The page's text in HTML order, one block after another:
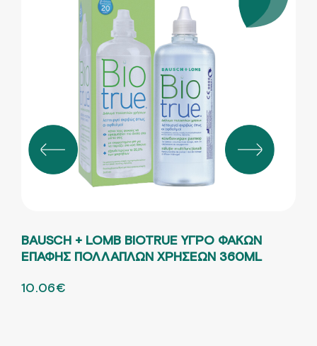
BAUSCH + LOMB BIOTRUE ΥΓΡΟ ΦΑΚΩΝ
ΕΠΑΦΗΣ ΠΟΛΛΑΠΛΩΝ ΧΡΗΣΕΩΝ 360ML
ORIGINAL PRICE WAS: 16.49€.
10.06€